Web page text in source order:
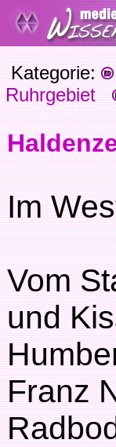
Kategorie:
Ruhrgebiet
Im
Vom
und
Franz